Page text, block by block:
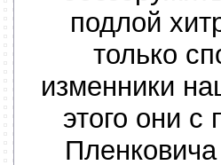
подлой
только
изменники
этого они